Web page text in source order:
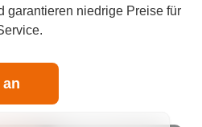
garantieren niedrige Preise für